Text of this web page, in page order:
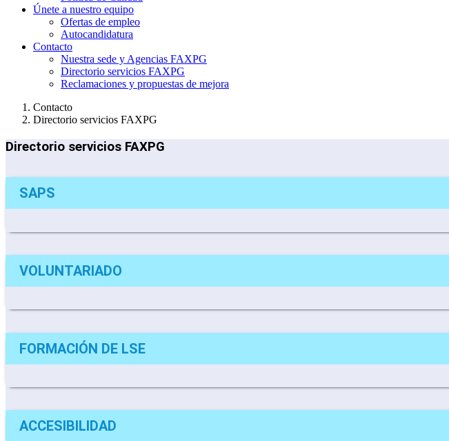
Únete a nuestro equipo
Ofertas de empleo
Autocandidatura
Contacto
Nuestra sede y Agencias FAXPG
Directorio servicios FAXPG
Reclamaciones y propuestas de mejora
Contacto
Directorio servicios FAXPG
Directorio servicios FAXPG
SAPS
VOLUNTARIADO
FORMACIÓN DE LSE
ACCESIBILIDAD